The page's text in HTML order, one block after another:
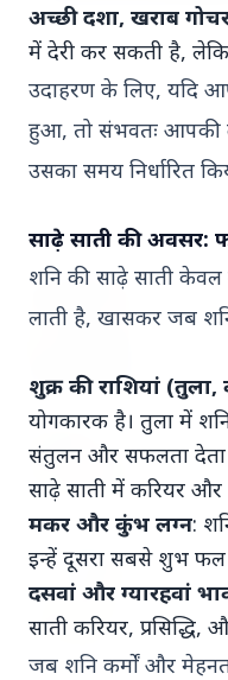
20 May 2026
भारत-नॉर्डिक शिखर
कर रहे हैं आकर्षित?
Jyotish
15 Jan
2026 में
15 Jan
2026 में
भाग्य सबसे
भविष्यवाणी
7 Jun 2025
भारतीय
मुक्ति का
अच्छी दशा, खराब
में देरी कर सकती है,
उदाहरण के लिए, यदि
हुआ, तो संभवतः आपकी
उसका समय निर्धारित
साढ़े साती की अवसर:
शनि की साढ़े साती
लाती है, खासकर जब
शुक्र की राशियां
योगकारक है। तुला में
संतुलन और सफलता देता
साढ़े साती में करियर
मकर और कुंभ लग्न:
इन्हें दूसरा सबसे शुभ फल
दसवां और ग्यारहवां
साती करियर, प्रसिद्धि,
जब शनि कर्मों और मेहनत